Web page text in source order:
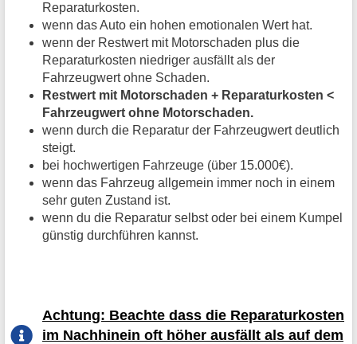
Reparaturkosten.
wenn das Auto ein hohen emotionalen Wert hat.
wenn der Restwert mit Motorschaden plus die
Reparaturkosten niedriger ausfällt als der
Fahrzeugwert ohne Schaden.
Restwert mit Motorschaden + Reparaturkosten <
Fahrzeugwert ohne Motorschaden.
wenn durch die Reparatur der Fahrzeugwert deutlich
steigt.
bei hochwertigen Fahrzeuge (über 15.000€).
wenn das Fahrzeug allgemein immer noch in einem
sehr guten Zustand ist.
wenn du die Reparatur selbst oder bei einem Kumpel
günstig durchführen kannst.
Achtung: Beachte dass die Reparaturkosten
im Nachhinein oft höher ausfällt als auf dem